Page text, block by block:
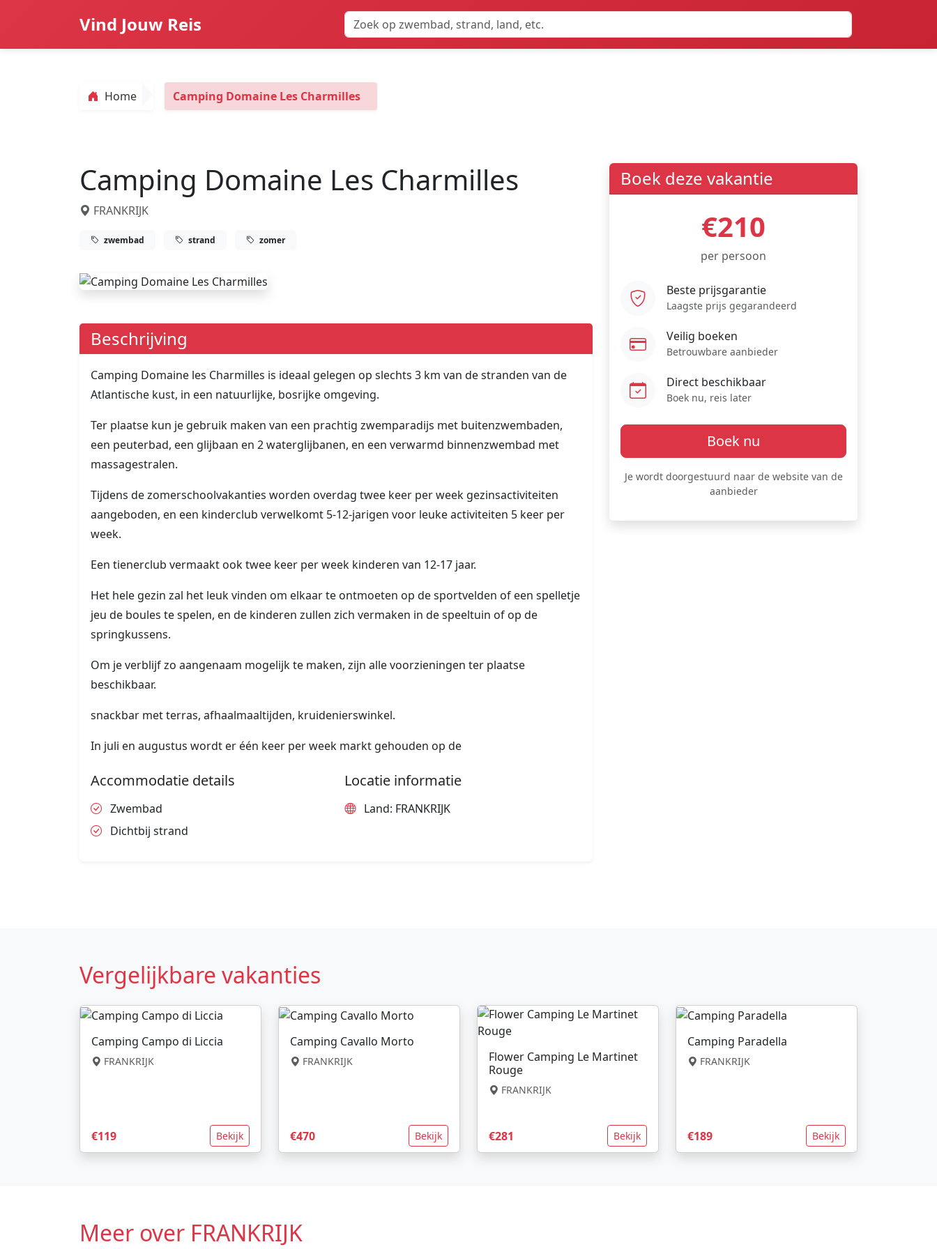
Vind Jouw Reis
Home Camping Domaine Les Charmilles
Camping Domaine Les Charmilles
FRANKRIJK
zwembad strand zomer
Beschrijving
Camping Domaine les Charmilles is ideaal gelegen op slechts 3 km van de stranden van de
Atlantische kust, in een natuurlijke, bosrijke omgeving.
Ter plaatse kun je gebruik maken van een prachtig zwemparadijs met buitenzwembaden,
een peuterbad, een glijbaan en 2 waterglijbanen, en een verwarmd binnenzwembad met
massagestralen.
Tijdens de zomerschoolvakanties worden overdag twee keer per week gezinsactiviteiten
aangeboden, en een kinderclub verwelkomt 5-12-jarigen voor leuke activiteiten 5 keer per
week.
Een tienerclub vermaakt ook twee keer per week kinderen van 12-17 jaar.
Het hele gezin zal het leuk vinden om elkaar te ontmoeten op de sportvelden of een spelletje
jeu de boules te spelen, en de kinderen zullen zich vermaken in de speeltuin of op de
springkussens.
Om je verblijf zo aangenaam mogelijk te maken, zijn alle voorzieningen ter plaatse
beschikbaar.
snackbar met terras, afhaalmaaltijden, kruidenierswinkel.
In juli en augustus wordt er één keer per week markt gehouden op de
Accommodatie details
Zwembad
Dichtbij strand
Locatie informatie
Land: FRANKRIJK
Boek deze vakantie
€210
per persoon
Beste prijsgarantie
Laagste prijs gegarandeerd
Veilig boeken
Betrouwbare aanbieder
Direct beschikbaar
Boek nu, reis later
Boek nu
Je wordt doorgestuurd naar de website van de
aanbieder
Vergelijkbare vakanties
Camping Campo di Liccia
FRANKRIJK
€119 Bekijk
Camping Cavallo Morto
FRANKRIJK
€470 Bekijk
Flower Camping Le Martinet
Rouge
FRANKRIJK
€281 Bekijk
Camping Paradella
FRANKRIJK
€189 Bekijk
Meer over FRANKRIJK